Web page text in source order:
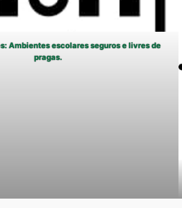
Ambientes escolares seguros e livres de
pragas.